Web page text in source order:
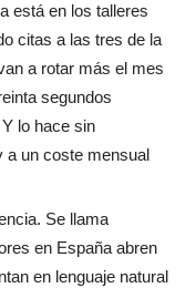
está en los talleres
citas a las tres de la
a rotar más el mes
segundos
lo hace sin
a un coste mensual
Se llama
en España abren
en lenguaje natural